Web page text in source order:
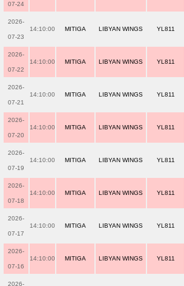
07-24
2026-
07-23
14:10:00 MITIGA LIBYAN WINGS YL811
2026-
07-22
14:10:00 MITIGA LIBYAN WINGS YL811
2026-
07-21
14:10:00 MITIGA LIBYAN WINGS YL811
2026-
07-20
14:10:00 MITIGA LIBYAN WINGS YL811
2026-
07-19
14:10:00 MITIGA LIBYAN WINGS YL811
2026-
07-18
14:10:00 MITIGA LIBYAN WINGS YL811
2026-
07-17
14:10:00 MITIGA LIBYAN WINGS YL811
2026-
07-16
14:10:00 MITIGA LIBYAN WINGS YL811
2026-